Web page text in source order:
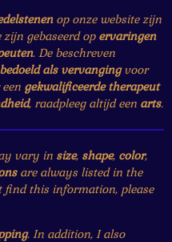
op onze website zijn
zijn gebaseerd op ervaringen
. De beschreven
als vervangingvoor
gekwalificeerde therapeut
, raadpleeg altijd een arts.
vary in size, shape, color,
are always listed in the
find this information, please
. In addition, I also